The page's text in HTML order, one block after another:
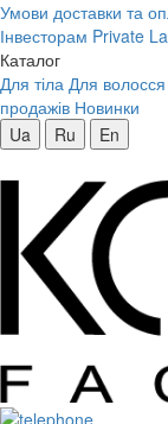
Умови доставки та
Інвесторам Private
Каталог
Для тіла Для волосся
продажів Новинки
Ua
Ru En